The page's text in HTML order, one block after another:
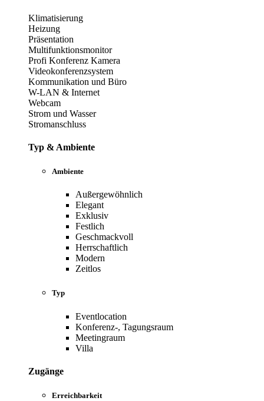
Klimatisierung
Heizung
Präsentation
Multifunktionsmonitor
Profi Konferenz Kamera
Videokonferenzsystem
Kommunikation und Büro
W-LAN & Internet
Webcam
Strom und Wasser
Stromanschluss
Typ & Ambiente
Ambiente
Außergewöhnlich
Elegant
Exklusiv
Festlich
Geschmackvoll
Herrschaftlich
Modern
Zeitlos
Typ
Eventlocation
Konferenz-, Tagungsraum
Meetingraum
Villa
Zugänge
Erreichbarkeit